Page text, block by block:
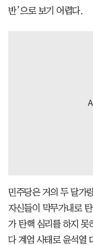
반’으로 보기 어렵다.
민주당은 거의 두 달가
자신들이 막무가내로
가 탄핵 심리를 하지 못
다 계엄 사태로 윤석열